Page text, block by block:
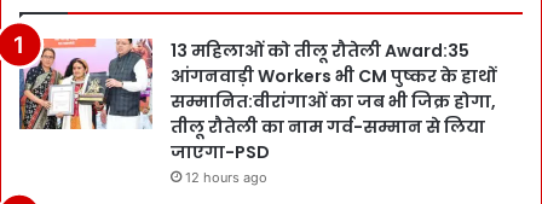
13 महिलाओं को तीलू रौतेली Award:35
आंगनवाड़ी Workers भी CM पुष्कर के हाथों
सम्मानित:वीरांगाओं का जब भी जिक्र होगा,
तीलू रौतेली का नाम गर्व-सम्मान से लिया
जाएगा-PSD
12 hours ago